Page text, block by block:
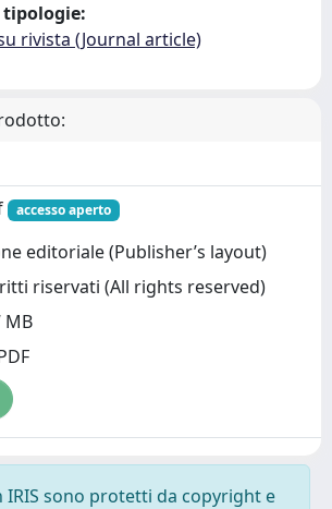
tipologie:
rivista (Journal article)
accesso aperto
editoriale (Publisher’s layout)
riservati (All rights reserved)
MB
IRIS sono protetti da copyright e